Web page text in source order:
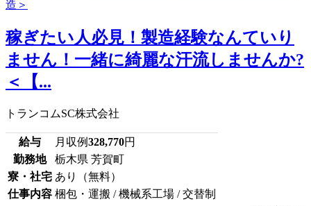
稼ぎたい人必見！製造経験なんていり
ません！一緒に綺麗な汗流しませんか?
＜【...
トランコムSC株式会社
給与 月収例328,770円
勤務地
栃木県 芳賀町
寮・社宅 あり（無料）
仕事内容 梱包・運搬 / 機械系工場 / 交替制